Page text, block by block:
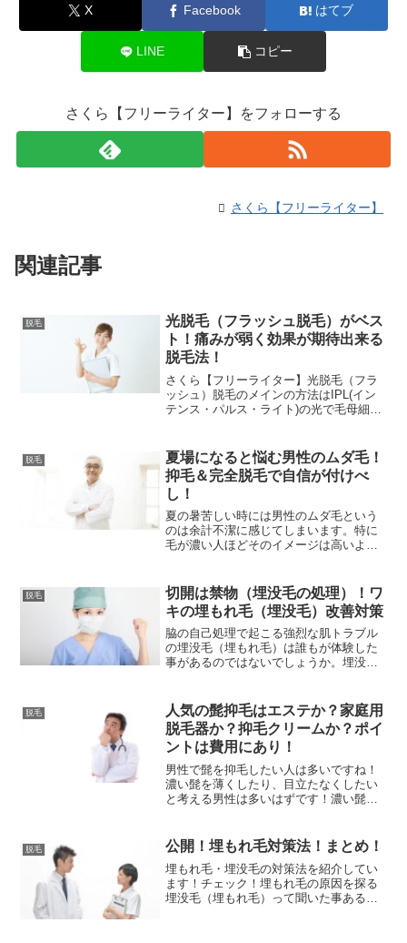
X Facebook はてブ
LINE コピー
さくら【フリーライター】をフォローする
さくら【フリーライター】
関連記事
脱毛
光脱毛（フラッシュ脱毛）がベス
ト！痛みが弱く効果が期待出来る
脱毛法！
さくら【フリーライター】光脱毛（フラ
ッシュ）脱毛のメインの方法はIPL(イン
テンス・パルス・ライト)の光で毛母細胞
壊・・・。怖そうに思えてしまいます
ね・・・。さくら【フリーラ...
脱毛
夏場になると悩む男性のムダ毛！
抑毛＆完全脱毛で自信が付けべ
し！
夏の暑苦しい時には男性のムダ毛という
のは余計不潔に感じてしまいます。特に
毛が濃い人ほどそのイメージは高いよう
悪いという事にならないように、肌を露
出する夏までには毛を自然...
脱毛
切開は禁物（埋没毛の処理）！ワ
キの埋もれ毛（埋没毛）改善対策
脇の自己処理で起こる強烈な肌トラブル
の埋没毛（埋もれ毛）は誰もが体験した
事があるのではないでしょうか。埋没毛
（埋もれ毛）を見つけると気になって仕
方がない！という女性は多い...
脱毛
人気の髭抑毛はエステか？家庭用
脱毛器か？抑毛クリームか？ポイ
ントは費用にあり！
男性で髭を抑毛したい人は多いですね！
濃い髭を薄くしたり、目立たなくしたい
と考える男性は多いはずです！濃い髭を
でも悩みが多い「髭のムダ毛」は無くす
よりも薄く目立たなくする...
脱毛 公開！埋もれ毛対策法！まとめ！
埋もれ毛・埋没毛の対策法を紹介してい
ます！チェック！埋もれ毛の原因を探る
埋没毛（埋もれ毛）って聞いた事あると